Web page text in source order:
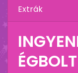
Extrák